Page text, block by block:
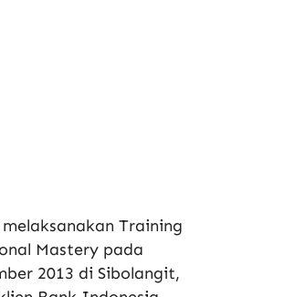
Training
Mastery pada
2013 di Sibolangit,